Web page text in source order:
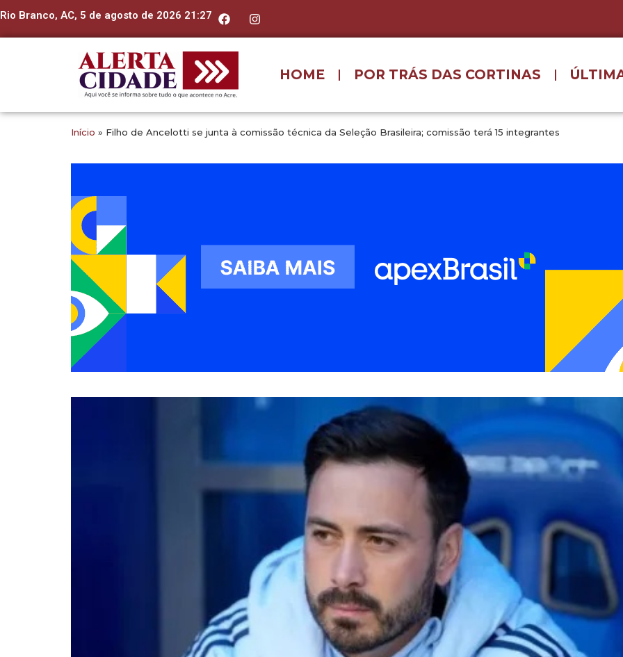
Rio Branco, AC, 5 de agosto de 2026 21:27
HOME POR TRÁS DAS CORTINAS
Início » Filho de Ancelotti se junta à comissão técnica da Seleção Brasileira; comissão terá 15 integrantes